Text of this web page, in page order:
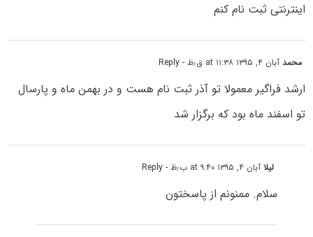
اینترنتی ثبت نام کنم
محمدآبان ۴, ۱۳۹۵ at ۱۱:۳۸ ق٫ظ - Reply
ارشد فراگیر معمولا تو آذر ثبت نام هست و در بهمن ماه و پارسال
تو اسفند ماه بود که برگزار شد
لیلاآبان ۴, ۱۳۹۵ at ۹:۴۰ ب٫ظ - Reply
سلام. ممنونم از پاسختون